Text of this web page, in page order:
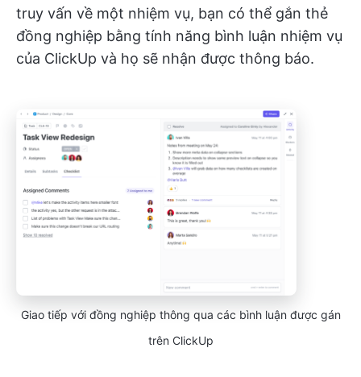
truy vấn về một nhiệm vụ, bạn có thể gắn thẻ
đồng nghiệp bằng tính năng bình luận nhiệm vụ
của ClickUp và họ sẽ nhận được thông báo.
Giao tiếp với đồng nghiệp thông qua các bình luận được gán
trên ClickUp